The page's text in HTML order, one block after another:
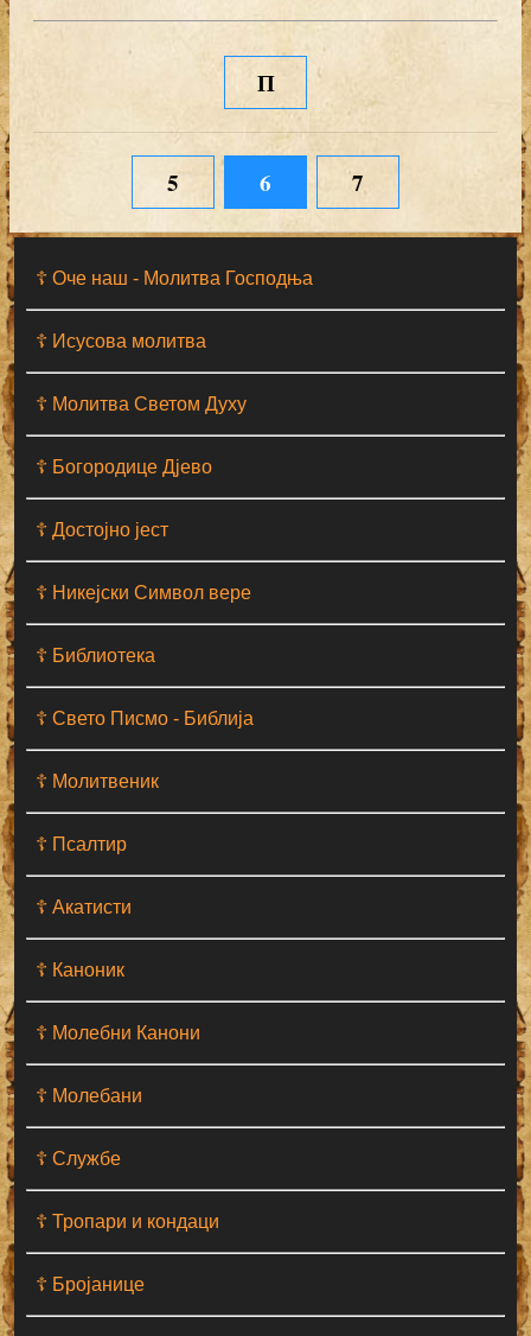
☦ Оче наш - Moлитва Господња
☦ Исусова молитва
☦ Молитва Светом Духу
☦ Богородице Дјево
☦ Достојно јест
☦ Никејски Символ вере
☦ Библиотека
☦ Свето Писмо - Библија
☦ Молитвеник
☦ Псалтир
☦ Акатисти
☦ Каноник
☦ Молебни Канони
☦ Молебани
☦ Службе
☦ Тропари и кондаци
☦ Бројанице
П
5 6 7